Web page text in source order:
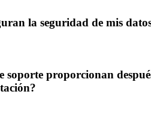
la seguridad de mis
soporte proporcionan